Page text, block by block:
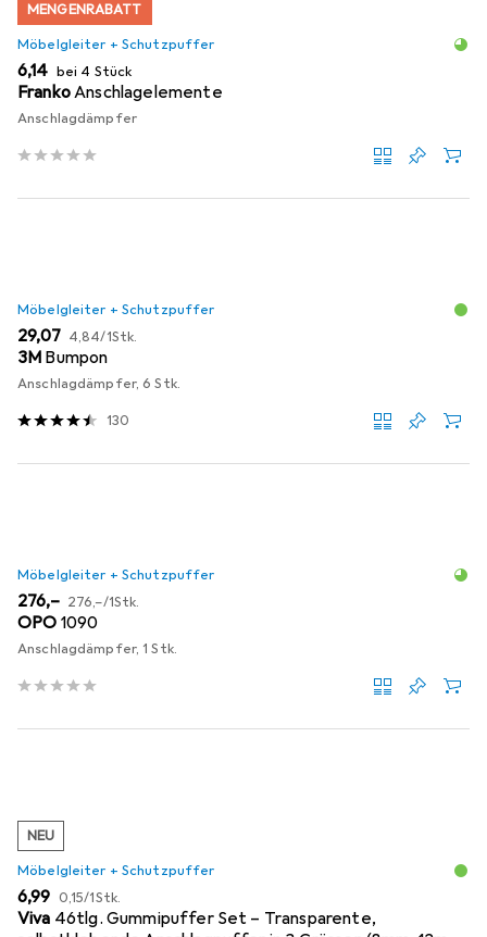
MENGENRABATT
Möbelgleiter + Schutzpuffer
EUR
6,14 bei 4 Stück
FrankoAnschlagelemente
Anschlagdämpfer
Möbelgleiter + Schutzpuffer
EUR
29,07 EUR
4,84/1Stk.
3M Bumpon
Anschlagdämpfer, 6 Stk.
130
Möbelgleiter + Schutzpuffer
EUR
276,– EUR
276,–/1Stk.
OPO 1090
Anschlagdämpfer, 1 Stk.
NEU
Möbelgleiter + Schutzpuffer
EUR
6,99 EUR
0,15/1Stk.
Viva 46tlg. Gummipuffer Set – Transparente,